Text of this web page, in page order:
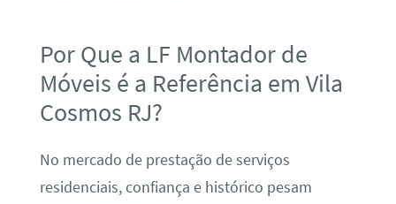
Por Que a LF Montador de
Móveis é a Referência em Vila
Cosmos RJ?
No mercado de prestação de serviços
residenciais, confiança e histórico pesam